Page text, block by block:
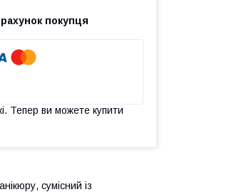
рахунок покупця
Тепер ви можете купити
сумісний із